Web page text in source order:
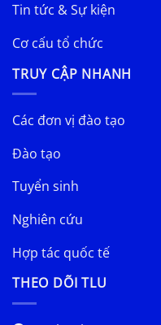
Tin tức & Sự kiện
Cơ cấu tổ chức
TRUY CẬP NHANH
Các đơn vị đào tạo
Đào tạo
Tuyển sinh
Nghiên cứu
Hợp tác quốc tế
THEO DÕI TLU